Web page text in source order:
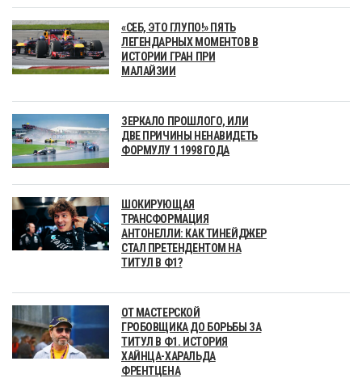
«СЕБ, ЭТО ГЛУПО!» ПЯТЬ
ЛЕГЕНДАРНЫХ МОМЕНТОВ В
ИСТОРИИ ГРАН ПРИ
МАЛАЙЗИИ
ЗЕРКАЛО ПРОШЛОГО, ИЛИ
ДВЕ ПРИЧИНЫ НЕНАВИДЕТЬ
ФОРМУЛУ 1 1998 ГОДА
ШОКИРУЮЩАЯ
ТРАНСФОРМАЦИЯ
АНТОНЕЛЛИ: КАК ТИНЕЙДЖЕР
СТАЛ ПРЕТЕНДЕНТОМ НА
ТИТУЛ В Ф1?
ОТ МАСТЕРСКОЙ
ГРОБОВЩИКА ДО БОРЬБЫ ЗА
ТИТУЛ В Ф1. ИСТОРИЯ
ХАЙНЦА-ХАРАЛЬДА
ФРЕНТЦЕНА